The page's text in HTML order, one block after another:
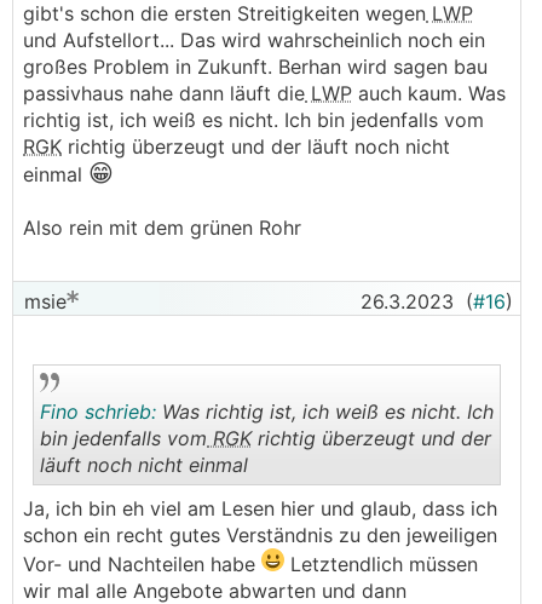
gibt's schon die ersten Streitigkeiten wegen LWP
und Aufstellort... Das wird wahrscheinlich noch ein
großes Problem in Zukunft. Berhan wird sagen bau
passivhaus nahe dann läuft die LWP auch kaum. Was
richtig ist, ich weiß es nicht. Ich bin jedenfalls vom
RGK richtig überzeugt und der läuft noch nicht
einmal 😁
Also rein mit dem grünen Rohr
msie 26.3.2023 (#16)
..
Fino schrieb: Was richtig ist, ich weiß es nicht. Ich
bin jedenfalls vom RGKrichtig überzeugt und der
läuft noch nicht einmal
Ja, ich bin eh viel am Lesen hier und glaub, dass ich
schon ein recht gutes Verständnis zu den jeweiligen
Vor- und Nachteilen habe
Letztendlich müssen
wir mal alle Angebote abwarten und dann